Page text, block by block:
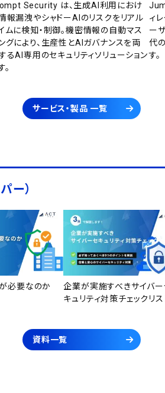
Security は、生成AI利用におけ
報漏洩やシャドーAIのリスクをリアル
ムに検知・制御。機密情報の自動マス
グにより、生産性とAIガバナンスを両
るAI専用のセキュリティソリューション
。
ィ
ー
代
す。
サービス・製品 一覧
ー）
必要なのか
企業が実施すべきサイバー
キュリティ対策チェックリス
資料一覧